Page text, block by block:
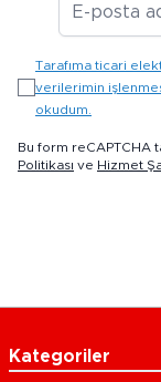
Tarafıma ticari
verilerimin
okudum.
Bu form reCAPTCHA
Politikası ve Hizmet
Kategoriler